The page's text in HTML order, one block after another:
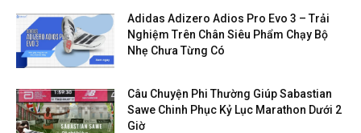
Adidas Adizero Adios Pro Evo 3 – Trải
Nghiệm Trên Chân Siêu Phẩm Chạy Bộ
Nhẹ Chưa Từng Có
Câu Chuyện Phi Thường Giúp Sabastian
Sawe Chinh Phục Kỷ Lục Marathon Dưới 2
Giờ